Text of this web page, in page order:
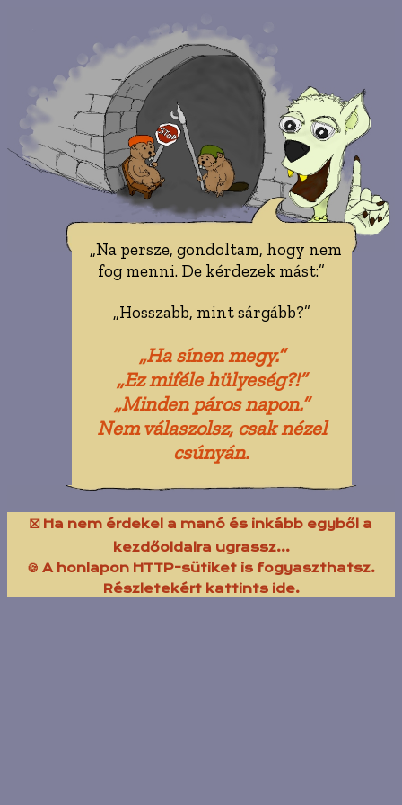
„Na persze, gondoltam, hogy nem
fog menni. De kérdezek mást:”
„Hosszabb, mint sárgább?”
„Ha sínen megy.”
„Ez miféle hülyeség?!”
„Minden páros napon.”
Nem válaszolsz, csak nézel
csúnyán.
⛝ Ha nem érdekel a manó és inkább egyből a
kezdőoldalra ugrassz...
🍪 A honlapon HTTP-sütiket is fogyaszthatsz.
Részletekért kattints ide.